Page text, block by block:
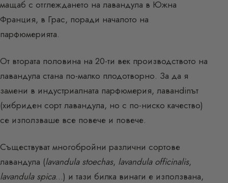
мащаб с отглеждането на лавандула в Южна
Франция, в Грас, поради началото на
парфюмерията.
От втората половина на 20-ти век производството на
лавандула стана по-малко плодотворно. За да я
замени в индустриалната парфюмерия, лаванdinът
(хибриден сорт лавандула, но с по-ниско качество)
се използваше все повече и повече.
Съществуват многобройни различни сортове
лавандула (lavandula stoechas, lavandula officinalis,
lavandula spica…) и тази билка винаги е използвана,